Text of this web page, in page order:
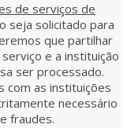
de serviços de
seja solicitado para
que partilhar
e a instituição
ser processado.
com as instituições
necessário
fraudes.